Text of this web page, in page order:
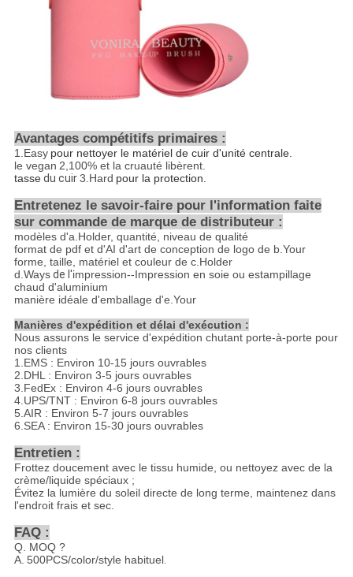
Avantages compétitifs primaires :
1.Easy pour nettoyer le matériel de cuir d'unité centrale.
le vegan 2,100%et la cruauté libèrent.
tassedu cuir3.Hard pour la protection.
Entretenez le savoir-faire pour l'information faite
sur commande de marque de distributeur :
modèles d'a.Holder, quantité, niveau de qualité
format de pdf et d'AI d'art de conception de logo de b.Your
forme, taille, matériel et couleur de c.Holder
d.Waysde l'impression--Impression en soie ou estampillage
chaud d'aluminium
manière idéale d'emballage d'e.Your
Manières d'expédition et délai d'exécution :
Nous assurons le service d'expédition chutant porte-à-porte pour
nos clients
1.EMS : Environ 10-15 jours ouvrables
2.DHL : Environ 3-5 jours ouvrables
3.FedEx : Environ 4-6 jours ouvrables
4.UPS/TNT : Environ 6-8 jours ouvrables
5.AIR : Environ 5-7 jours ouvrables
6.SEA : Environ 15-30 jours ouvrables
Entretien :
Frottez doucement avec le tissu humide, ou nettoyez avec de la
crème/liquide spéciaux ;
Évitez la lumière du soleil directe de long terme, maintenez dans
l'endroit frais et sec.
FAQ :
Q. MOQ ?
A. 500PCS/color/style habituel.